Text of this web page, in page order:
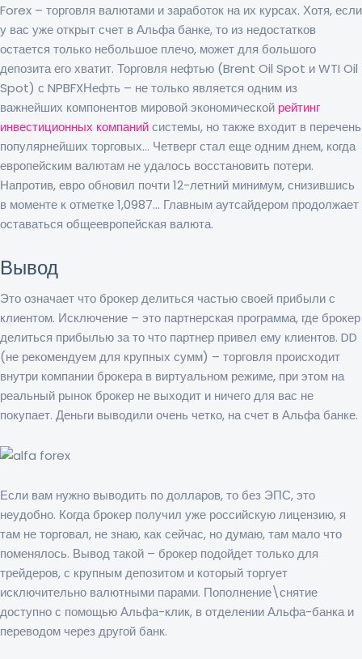
Forex – торговля валютами и заработок на их курсах. Хотя, если
у вас уже открыт счет в Альфа банке, то из недостатков
остается только небольшое плечо, может для большого
депозита его хватит. Торговля нефтью (Brent Oil Spot и WTI Oil
Spot) с NPBFXНефть – не только является одним из
важнейших компонентов мировой экономической рейтинг
инвестиционных компанийсистемы, но также входит в перечень
популярнейших торговых… Четверг стал еще одним днем, когда
европейским валютам не удалось восстановить потери.
Напротив, евро обновил почти 12-летний минимум, снизившись
в моменте к отметке 1,0987… Главным аутсайдером продолжает
оставаться общеевропейская валюта.
Вывод
Это означает что брокер делиться частью своей прибыли с
клиентом. Исключение – это партнерская программа, где брокер
делиться прибылью за то что партнер привел ему клиентов. DD
(не рекомендуем для крупных сумм) – торговля происходит
внутри компании брокера в виртуальном режиме, при этом на
реальный рынок брокер не выходит и ничего для вас не
покупает. Деньги выводили очень четко, на счет в Альфа банке.
Если вам нужно выводить по долларов, то без ЭПС, это
неудобно. Когда брокер получил уже российскую лицензию, я
там не торговал, не знаю, как сейчас, но думаю, там мало что
поменялось. Вывод такой – брокер подойдет только для
трейдеров, с крупным депозитом и который торгует
исключительно валютными парами. Пополнение\снятие
доступно с помощью Альфа-клик, в отделении Альфа-банка и
переводом через другой банк.